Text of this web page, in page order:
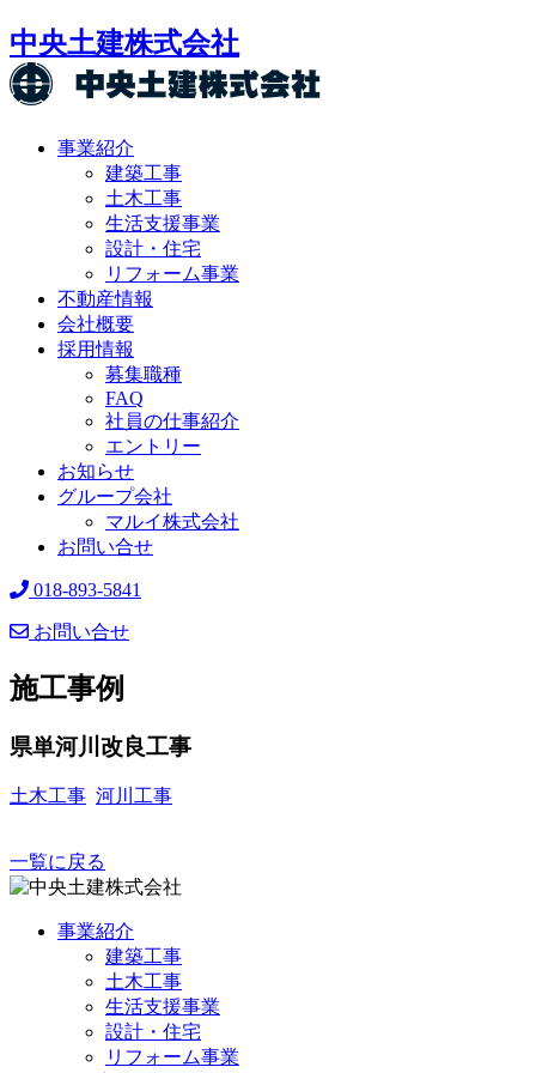
中央土建株式会社
事業紹介
建築工事
土木工事
生活支援事業
設計・住宅
リフォーム事業
不動産情報
会社概要
採用情報
募集職種
FAQ
社員の仕事紹介
エントリー
お知らせ
グループ会社
マルイ株式会社
お問い合せ
018-893-5841
お問い合せ
施工事例
県単河川改良工事
土木工事 河川工事
一覧に戻る
事業紹介
建築工事
土木工事
生活支援事業
設計・住宅
リフォーム事業